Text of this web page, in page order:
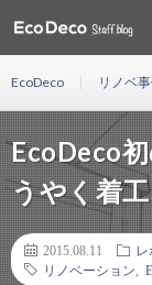
EcoDeco リノベ
EcoDeco
うやく着
2015.08.11
レ
リノベーション